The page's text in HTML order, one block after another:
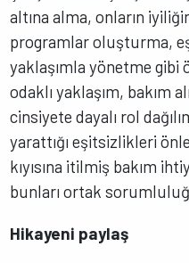
altına alma, onların
programlar oluşturma,
yaklaşımla yönetme gibi
odaklı yaklaşım, bakım
cinsiyete dayalı rol
yarattığı eşitsizlikleri
kıyısına itilmiş bakım
bunları ortak
Hikayeni paylaş